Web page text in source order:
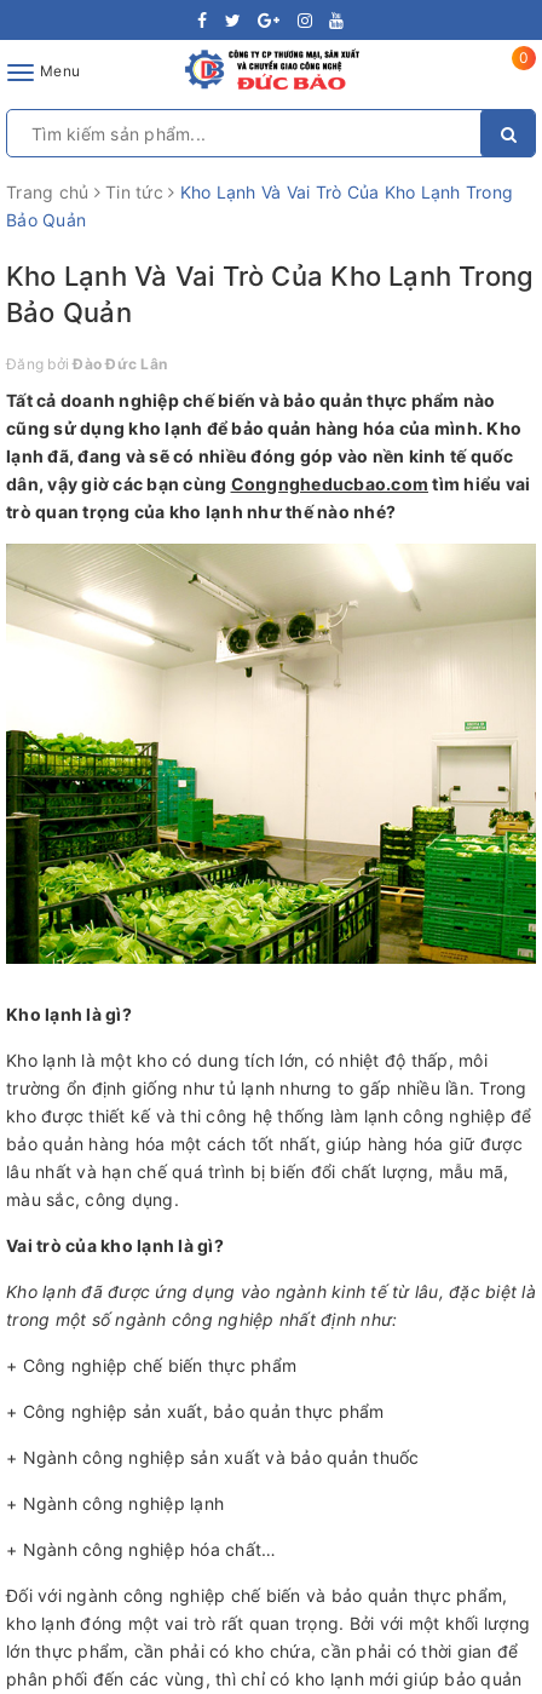
ToggleMenu
0
Trang chủ Tin tức
Kho Lạnh Và Vai Trò Của Kho Lạnh Trong
Bảo Quản
Kho Lạnh Và Vai Trò Của Kho Lạnh Trong
Bảo Quản
Đăng bởiĐào Đức Lân
Tất cả doanh nghiệp chế biến và bảo quản thực phẩm nào
cũng sử dụng kho lạnh để bảo quản hàng hóa của mình. Kho
lạnh đã, đang và sẽ có nhiều đóng góp vào nền kinh tế quốc
dân, vậy giờ các bạn cùng Congngheducbao.com tìm hiểu vai
trò quan trọng của kho lạnh như thế nào nhé?
Kho lạnh là gì?
Kho lạnh là một kho có dung tích lớn, có nhiệt độ thấp, môi
trường ổn định giống như tủ lạnh nhưng to gấp nhiều lần. Trong
kho được thiết kế và thi công hệ thống làm lạnh công nghiệp để
bảo quản hàng hóa một cách tốt nhất, giúp hàng hóa giữ được
lâu nhất và hạn chế quá trình bị biến đổi chất lượng, mẫu mã,
màu sắc, công dụng.
Vai trò của kho lạnh là gì?
Kho lạnh đã được ứng dụng vào ngành kinh tế từ lâu, đặc biệt là
trong một số ngành công nghiệp nhất định như:
+ Công nghiệp chế biến thực phẩm
+ Công nghiệp sản xuất, bảo quản thực phẩm
+ Ngành công nghiệp sản xuất và bảo quản thuốc
+ Ngành công nghiệp lạnh
+ Ngành công nghiệp hóa chất…
Đối với ngành công nghiệp chế biến và bảo quản thực phẩm,
kho lạnh đóng một vai trò rất quan trọng. Bởi với một khối lượng
lớn thực phẩm, cần phải có kho chứa, cần phải có thời gian để
phân phối đến các vùng, thì chỉ có kho lạnh mới giúp bảo quản